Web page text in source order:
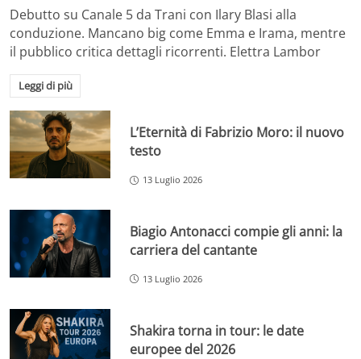
Debutto su Canale 5 da Trani con Ilary Blasi alla
conduzione. Mancano big come Emma e Irama, mentre
il pubblico critica dettagli ricorrenti. Elettra Lambor
Leggi di più
L’Eternità di Fabrizio Moro: il nuovo
testo
13 Luglio 2026
Biagio Antonacci compie gli anni: la
carriera del cantante
13 Luglio 2026
Shakira torna in tour: le date
europee del 2026